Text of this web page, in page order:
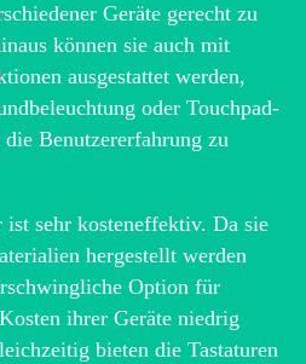
Geräte gerecht zu
können sie auch mit
ausgestattet werden,
oder Touchpad-
Benutzererfahrung zu
ist sehr kosteneffektiv. Da sie
hergestellt werden
Option für
ihrer Geräte niedrig
bieten die Tastaturen